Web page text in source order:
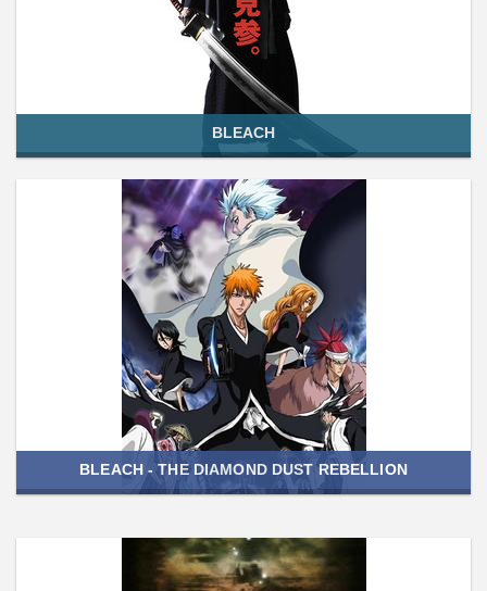
BLEACH
BLEACH - THE DIAMOND DUST REBELLION